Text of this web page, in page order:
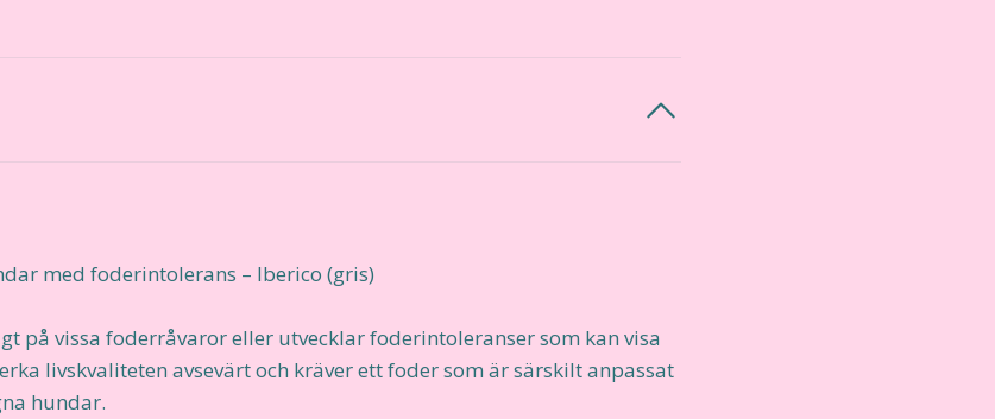
med foderintolerans – Iberico (gris)
på vissa foderråvaror eller utvecklar foderintoleranser som kan visa
livskvaliteten avsevärt och kräver ett foder som är särskilt anpassat
hundar.